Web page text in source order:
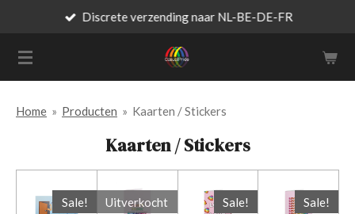
naar
de
Discrete verzending naar NL-BE-DE-FR
Home » Producten » Kaarten / Stickers
Kaarten / Stickers
Sale! Uitverkocht Sale! Sale!